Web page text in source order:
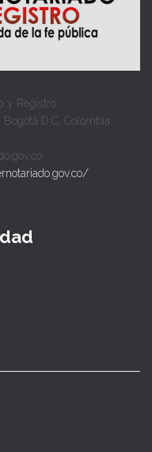
y Registro
D.C. Colombia.